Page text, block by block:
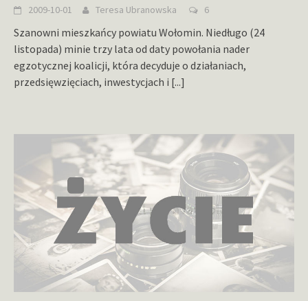
2009-10-01 Teresa Ubranowska 6
Szanowni mieszkańcy powiatu Wołomin. Niedługo (24
listopada) minie trzy lata od daty powołania nader
egzotycznej koalicji, która decyduje o działaniach,
przedsięwzięciach, inwestycjach i [...]